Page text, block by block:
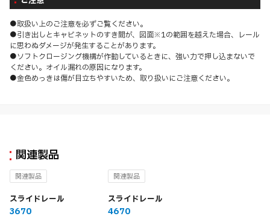
●取扱い上のご注意を必ずご覧ください。
●引き出しとキャビネットのすき間が、図面※1の範囲を越えた場合、レール
に思わぬダメージが発生することがあります。
●ソフトクロージング機構が作動しているときに、強い力で押し込まないで
ください。オイル漏れの原因になります。
●金色めっきは傷が目立ちやすいため、取り扱いにご注意ください。
関連製品
関連製品
スライドレール
3670
関連製品
スライドレール
4670